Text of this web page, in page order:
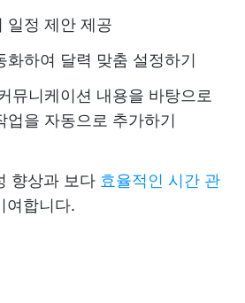
일정 제안 제공
화하여 달력 맞춤 설정하기
뮤니케이션 내용을 바탕으로
업을 자동으로 추가하기
향상과 보다 효율적인 시간 관
여합니다.